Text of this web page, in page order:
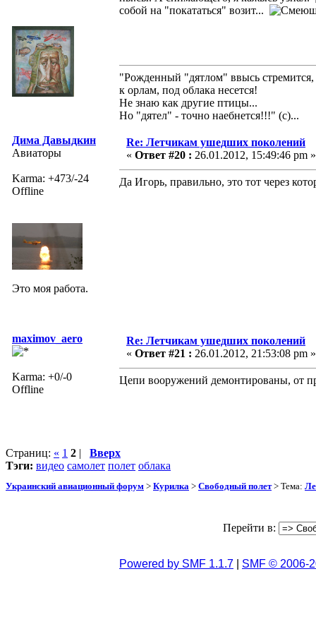
собой на "покататься" возит...
"Рожденный "дятлом" ввысь стремится,
к орлам, под облака несется!
Не знаю как другие птицы...
Но "дятел" - точно наебнется!!!" (с)...
Дима Давыдкин
Авиаторы
Karma: +473/-24
Offline
Это моя работа.
Re: Летчикам ушедших поколений
« Ответ #20 : 26.01.2012, 15:49:46 pm »
Да Игорь, правильно, это тот через
maximov_aero
Karma: +0/-0
Offline
Re: Летчикам ушедших поколений
« Ответ #21 : 26.01.2012, 21:53:08 pm »
Цепи вооружений демонтированы, от
Страниц: « 1 2 | Вверх
Тэги: видео самолет полет облака
Украинский авиационный форум > Курилка > Свободный полет> Тема:
Перейти в:
Powered by SMF 1.1.7 SMF © 2006-